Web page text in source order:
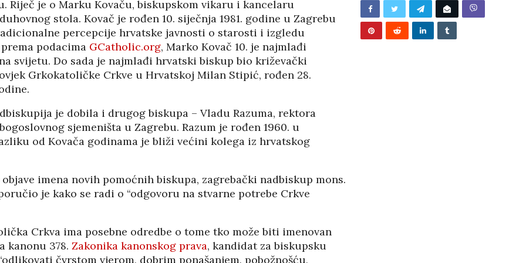
Riječ je o Marku Kovaču, biskupskom vikaru i kancelaru
stola. Kovač je rođen 10. siječnja 1981. godine u Zagrebu
percepcije hrvatske javnosti o starosti i izgledu
podacima GCatholic.org, Marko Kovač 10. je najmlađi
svijetu. Do sada je najmlađi hrvatski biskup bio križevački
Grkokatoličke Crkve u Hrvatskoj Milan Stipić, rođen 28.
je dobila i drugog biskupa – Vladu Razuma, rektora
sjemeništa u Zagrebu. Razum je rođen 1960. u
od Kovača godinama je bliži većini kolega iz hrvatskog
imena novih pomoćnih biskupa, zagrebački nadbiskup mons.
je kako se radi o “odgovoru na stvarne potrebe Crkve
Crkva ima posebne odredbe o tome tko može biti imenovan
kanonu 378. Zakonika kanonskog prava, kandidat za biskupsku
čvrstom vjerom, dobrim ponašanjem, pobožnošću,
27/07/2026 02/08/2026
OSUĐENI NA
ASIMILACIJU
BUNJEVAČKA PATNJA